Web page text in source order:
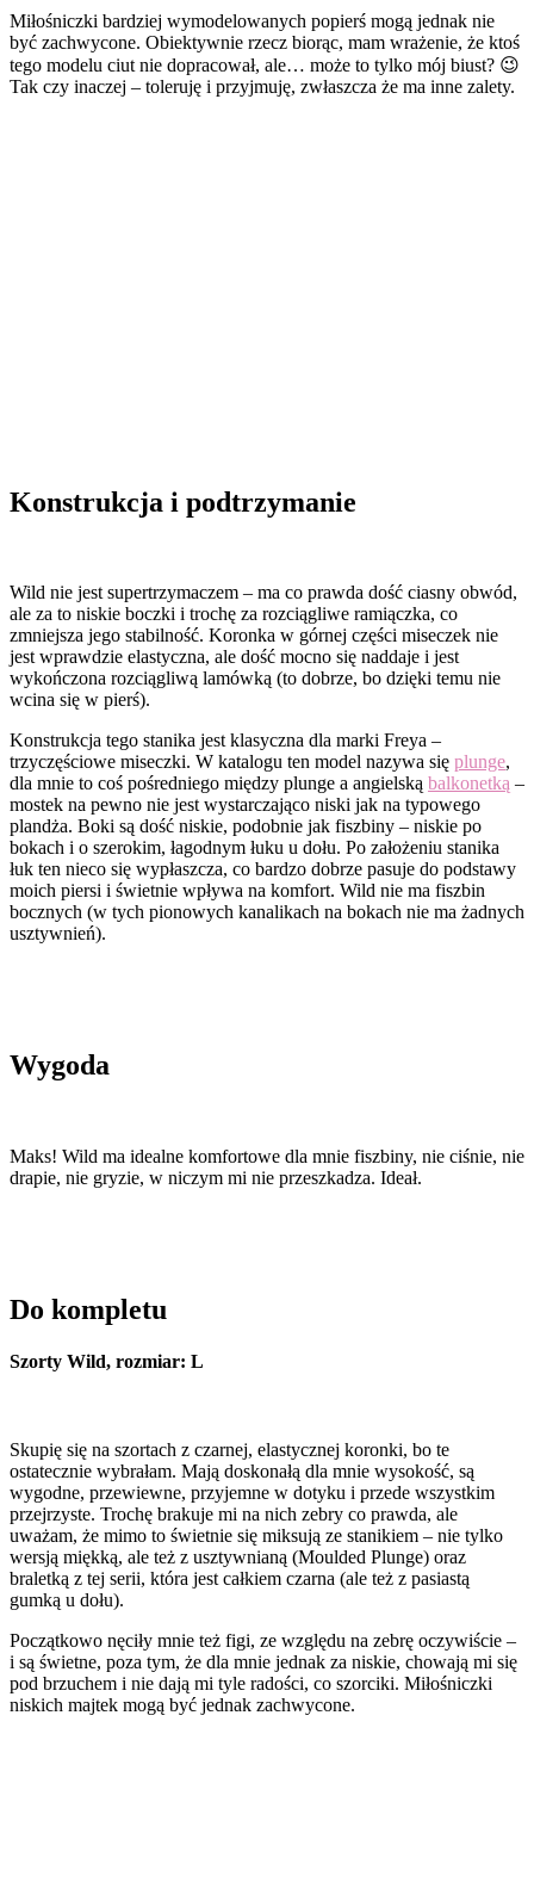
Miłośniczki bardziej wymodelowanych popierś mogą jednak nie
być zachwycone. Obiektywnie rzecz biorąc, mam wrażenie, że ktoś
tego modelu ciut nie dopracował, ale… może to tylko mój biust? 😉
Tak czy inaczej – toleruję i przyjmuję, zwłaszcza że ma inne zalety.
Konstrukcja i podtrzymanie
Wild nie jest supertrzymaczem – ma co prawda dość ciasny obwód,
ale za to niskie boczki i trochę za rozciągliwe ramiączka, co
zmniejsza jego stabilność. Koronka w górnej części miseczek nie
jest wprawdzie elastyczna, ale dość mocno się naddaje i jest
wykończona rozciągliwą lamówką (to dobrze, bo dzięki temu nie
wcina się w pierś).
Konstrukcja tego stanika jest klasyczna dla marki Freya –
trzyczęściowe miseczki. W katalogu ten model nazywa się plunge,
dla mnie to coś pośredniego między plunge a angielską balkonetką –
mostek na pewno nie jest wystarczająco niski jak na typowego
plandża. Boki są dość niskie, podobnie jak fiszbiny – niskie po
bokach i o szerokim, łagodnym łuku u dołu. Po założeniu stanika
łuk ten nieco się wypłaszcza, co bardzo dobrze pasuje do podstawy
moich piersi i świetnie wpływa na komfort. Wild nie ma fiszbin
bocznych (w tych pionowych kanalikach na bokach nie ma żadnych
usztywnień).
Wygoda
Maks! Wild ma idealne komfortowe dla mnie fiszbiny, nie ciśnie, nie
drapie, nie gryzie, w niczym mi nie przeszkadza. Ideał.
Do kompletu
Szorty Wild, rozmiar: L
Skupię się na szortach z czarnej, elastycznej koronki, bo te
ostatecznie wybrałam. Mają doskonałą dla mnie wysokość, są
wygodne, przewiewne, przyjemne w dotyku i przede wszystkim
przejrzyste. Trochę brakuje mi na nich zebry co prawda, ale
uważam, że mimo to świetnie się miksują ze stanikiem – nie tylko
wersją miękką, ale też z usztywnianą (Moulded Plunge) oraz
braletką z tej serii, która jest całkiem czarna (ale też z pasiastą
gumką u dołu).
Początkowo nęciły mnie też figi, ze względu na zebrę oczywiście –
i są świetne, poza tym, że dla mnie jednak za niskie, chowają mi się
pod brzuchem i nie dają mi tyle radości, co szorciki. Miłośniczki
niskich majtek mogą być jednak zachwycone.